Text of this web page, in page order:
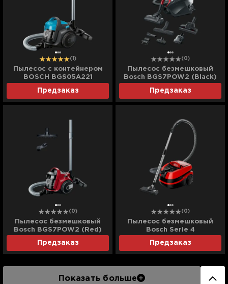
(1)
Пылесос с контейнером
BOSCH BGS05A221
Предзаказ
(0)
Пылесос безмешковый
Bosch BGS7POW2 (Black)
Предзаказ
(0)
Пылесос безмешковый
Bosch BGS7POW2 (Red)
Предзаказ
(0)
Пылесос безмешковый
Bosch Serie 4
Предзаказ
Показать больше